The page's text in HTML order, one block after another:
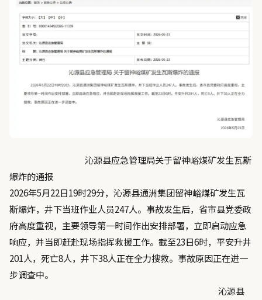
沁源县应急管理局关于留神峪煤矿发生瓦斯
爆炸的通报
2026年5月22日19时29分，沁源县通洲集团留神峪煤矿发生瓦
斯爆炸，井下当班作业人员247人。事故发生后，省市县党委政
府高度重视，主要领导第一时间作出安排部署，立即启动应急
响应，并当即赶赴现场指挥救援工作。截至23日6时，平安升井
201人，死亡8人，井下38人正在全力搜救。事故原因正在进一
步调查中。
沁源县